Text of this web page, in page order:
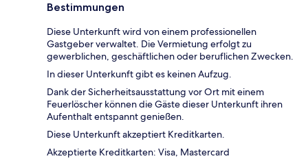
Bestimmungen
Diese Unterkunft wird von einem professionellen
Gastgeber verwaltet. Die Vermietung erfolgt zu
gewerblichen, geschäftlichen oder beruflichen Zwecken.
In dieser Unterkunft gibt es keinen Aufzug.
Dank der Sicherheitsausstattung vor Ort mit einem
Feuerlöscher können die Gäste dieser Unterkunft ihren
Aufenthalt entspannt genießen.
Diese Unterkunft akzeptiert Kreditkarten.
Akzeptierte Kreditkarten: Visa, Mastercard